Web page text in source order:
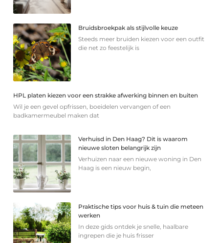
Bruidsbroekpak als stijlvolle keuze
Steeds meer bruiden kiezen voor een outfit
die net zo feestelijk is
HPL platen kiezen voor een strakke afwerking binnen en buiten
Wil je een gevel opfrissen, boeidelen vervangen of een
badkamermeubel maken dat
Verhuisd in Den Haag? Dit is waarom
nieuwe sloten belangrijk zijn
Verhuizen naar een nieuwe woning in Den
Haag is een nieuw begin,
Praktische tips voor huis & tuin die meteen
werken
In deze gids ontdek je snelle, haalbare
ingrepen die je huis frisser